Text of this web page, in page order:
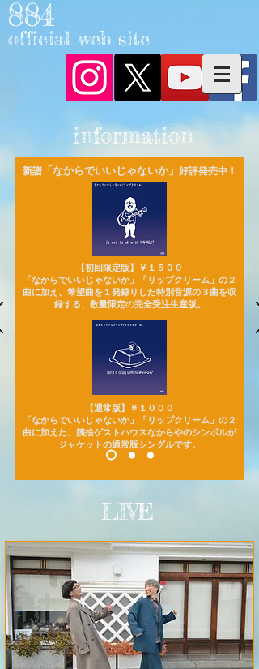
884​
​official web site
information
新譜「なからでいいじゃないか」 好評発売中！
【初回限定版】￥１５００
「なからでいいじゃないか」「リップクリーム」の２
曲に加え、希望曲を１発録りした特別音源の３曲を収
録する、数量限定の完全受注生産版。
【通常版】￥１０００
「なからでいいじゃないか」「リップクリーム」の２
曲に加えた、姨捨ゲストハウスなからやのシンボルが
ジャケットの通常版シングルです。
LIVE